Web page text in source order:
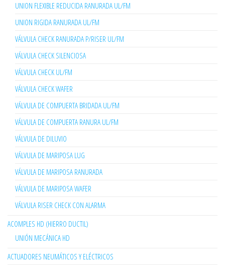
UNION FLEXIBLE REDUCIDA RANURADA UL/FM
UNION RIGIDA RANURADA UL/FM
VÁLVULA CHECK RANURADA P/RISER UL/FM
VÁLVULA CHECK SILENCIOSA
VÁLVULA CHECK UL/FM
VÁLVULA CHECK WAFER
VÁLVULA DE COMPUERTA BRIDADA UL/FM
VÁLVULA DE COMPUERTA RANURA UL/FM
VÁLVULA DE DILUVIO
VÁLVULA DE MARIPOSA LUG
VÁLVULA DE MARIPOSA RANURADA
VÁLVULA DE MARIPOSA WAFER
VÁLVULA RISER CHECK CON ALARMA
ACOMPLES HD (HIERRO DUCTIL)
UNIÓN MECÁNICA HD
ACTUADORES NEUMÁTICOS Y ELÉCTRICOS